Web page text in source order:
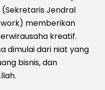
(Sekretaris Jendral
memberikan
kreatif.
dimulai dari niat yang
bisnis, dan